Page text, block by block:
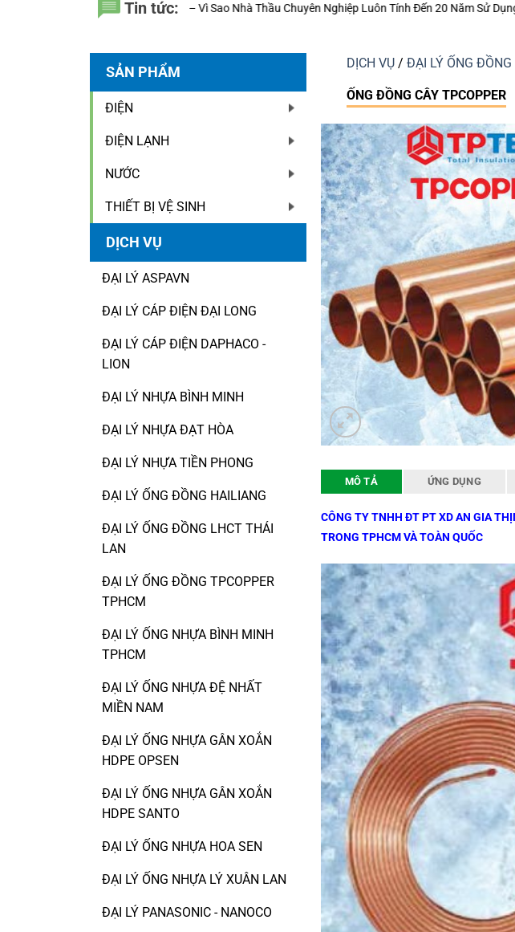
Tin tức:
Thầu Chuyên Nghiệp Luôn Tính Đến 20 Năm Sử Dụng Thay Vì Chỉ Giá Thành? Thiết bị điện
SẢN PHẨM
ĐIỆN
ĐIỆN LẠNH
NƯỚC
THIẾT BỊ VỆ SINH
DỊCH VỤ
ĐẠI LÝ ASPAVN
ĐẠI LÝ CÁP ĐIỆN ĐẠI LONG
ĐẠI LÝ CÁP ĐIỆN DAPHACO -
LION
ĐẠI LÝ NHỰA BÌNH MINH
ĐẠI LÝ NHỰA ĐẠT HÒA
ĐẠI LÝ NHỰA TIỀN PHONG
ĐẠI LÝ ỐNG ĐỒNG HAILIANG
ĐẠI LÝ ỐNG ĐỒNG LHCT THÁI
LAN
ĐẠI LÝ ỐNG ĐỒNG TPCOPPER
TPHCM
ĐẠI LÝ ỐNG NHỰA BÌNH MINH
TPHCM
ĐẠI LÝ ỐNG NHỰA ĐỆ NHẤT
MIỀN NAM
ĐẠI LÝ ỐNG NHỰA GÂN XOẮN
HDPE OPSEN
ĐẠI LÝ ỐNG NHỰA GÂN XOẮN
HDPE SANTO
ĐẠI LÝ ỐNG NHỰA HOA SEN
ĐẠI LÝ ỐNG NHỰA LÝ XUÂN LAN
ĐẠI LÝ PANASONIC - NANOCO
DỊCH VỤ / ĐẠI LÝ ỐNG
ỐNG ĐỒNG CÂY TPCOPPER
MÔ TẢ ỨNG DỤNG
CÔNG TY TNHH ĐT PT XD AN GIA
TRONG TPHCM VÀ TOÀN QUỐC